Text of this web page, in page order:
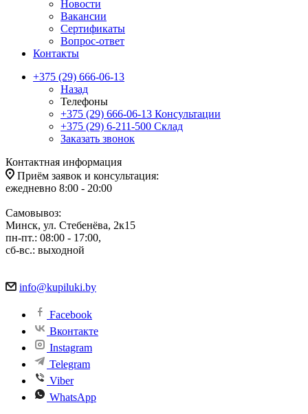
Новости
Вакансии
Сертификаты
Вопрос-ответ
Контакты
+375 (29) 666-06-13
Назад
Телефоны
+375 (29) 666-06-13 Консультации
+375 (29) 6-211-500 Склад
Заказать звонок
Контактная информация
Приём заявок и консультация:
ежедневно 8:00 - 20:00
Самовывоз:
Минск, ул. Стебенёва, 2к15
пн-пт.: 08:00 - 17:00,
сб-вс.: выходной
info@kupiluki.by
Facebook
Вконтакте
Instagram
Telegram
Viber
WhatsApp